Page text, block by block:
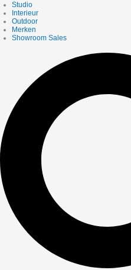
Studio
Interieur
Outdoor
Merken
Showroom Sales